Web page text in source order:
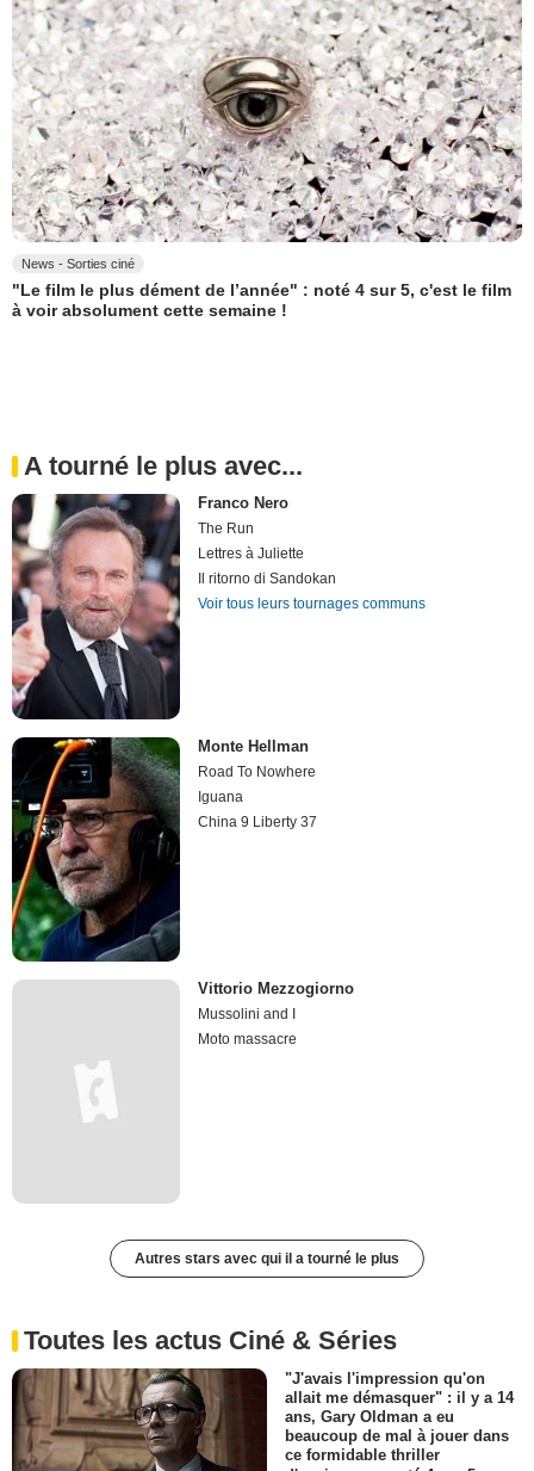
News - Sorties ciné
"Le film le plus dément de l’année" : noté 4 sur 5, c'est le film
à voir absolument cette semaine !
A tourné le plus avec...
Franco Nero
The Run
Lettres à Juliette
Il ritorno di Sandokan
Voir tous leurs tournages communs
Monte Hellman
Road To Nowhere
Iguana
China 9 Liberty 37
Vittorio Mezzogiorno
Mussolini and I
Moto massacre
Autres stars avec qui il a tourné le plus
Toutes les actus Ciné & Séries
"J'avais l'impression qu'on
allait me démasquer" : il y a 14
ans, Gary Oldman a eu
beaucoup de mal à jouer dans
ce formidable thriller